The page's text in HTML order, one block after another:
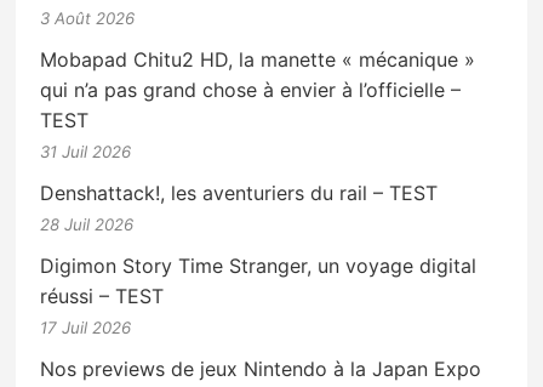
3 Août 2026
Mobapad Chitu2 HD, la manette « mécanique »
qui n’a pas grand chose à envier à l’officielle –
TEST
31 Juil 2026
Denshattack!, les aventuriers du rail – TEST
28 Juil 2026
Digimon Story Time Stranger, un voyage digital
réussi – TEST
17 Juil 2026
Nos previews de jeux Nintendo à la Japan Expo